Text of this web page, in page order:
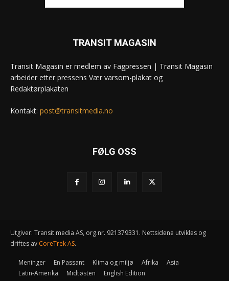
TRANSIT MAGASIN
Transit Magasin er medlem av Fagpressen | Transit Magasin
arbeider etter pressens Vær varsom-plakat og
Redaktørplakaten
Kontakt: post@transitmedia.no
FØLG OSS
Utgiver: Transit media AS, org.nr. 921379331. Nettsidene utvikles og
driftes av CoreTrek AS.
Meninger En Passant Klima og miljø Afrika
Asia
Latin-Amerika
Midtøsten English Edition